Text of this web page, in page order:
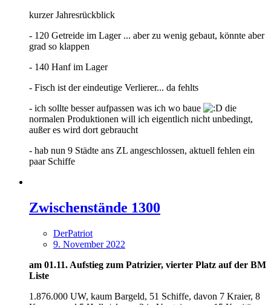
kurzer Jahresrückblick
- 120 Getreide im Lager ... aber zu wenig gebaut, könnte aber
grad so klappen
- 140 Hanf im Lager
- Fisch ist der eindeutige Verlierer... da fehlts
- ich sollte besser aufpassen was ich wo baue
die
normalen Produktionen will ich eigentlich nicht unbedingt,
außer es wird dort gebraucht
- hab nun 9 Städte ans ZL angeschlossen, aktuell fehlen ein
paar Schiffe
Zwischenstände 1300
DerPatriot
9. November 2022
am 01.11. Aufstieg zum Patrizier, vierter Platz auf der BM
Liste
1.876.000 UW, kaum Bargeld, 51 Schiffe, davon 7 Kraier, 8